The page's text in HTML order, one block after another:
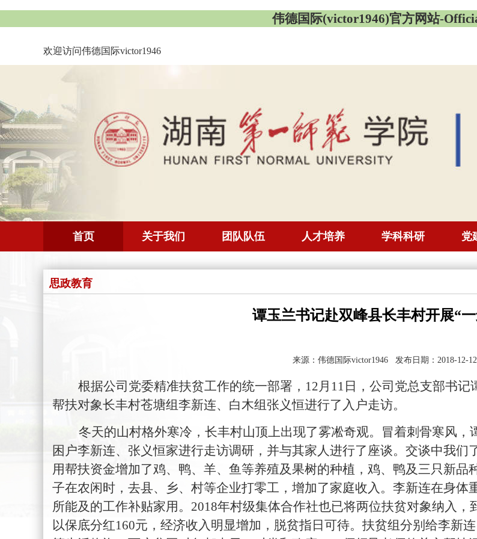
伟德国际(victor1946)官方网站-
欢迎访问伟德国际victor1946
首页 关于我们 团队队伍 人才培养 学科科研 党
思政教育
谭玉兰书记赴双峰县长丰村开展“
来源：伟德国际victor1946 发布日期：2018-12-
根据公司党委精准扶贫工作的统一部署， 12月11日，公司党总支部书
帮扶对象长丰村苍塘组李新连、白木组张义恒进行了入户走访。
冬天的山村格外寒冷，长丰村山顶上出现了雾凇奇观。冒着刺骨寒风
困户李新连、张义恒家进行走访调研，并与其家人进行了座谈。交谈中我们
用帮扶资金增加了鸡、鸭、羊、鱼等养殖及果树的种植，鸡、鸭及三只新
子在农闲时，去县、乡、村等企业打零工，增加了家庭收入。李新连在身体
所能及的工作补贴家用。 2018年村级集体合作社也已将两位扶贫对象纳入
以保底分红160元，经济收入明显增加，脱贫指日可待。扶贫组分别给李新